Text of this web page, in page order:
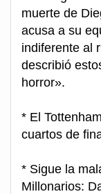
muerte de
acusa a su
indiferente al
describió
horror».
* El
cuartos de
* Sigue la
Millonarios: